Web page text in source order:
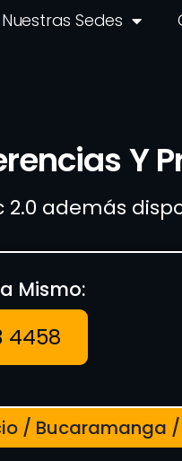
Nuestras Sedes
Y
además
Mismo:
4458
/ Bucaramanga